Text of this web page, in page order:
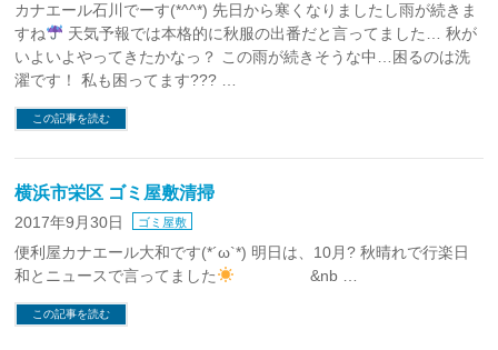
カナエール石川でーす(*^^*) 先日から寒くなりましたし雨が続きま
すね
天気予報では本格的に秋服の出番だと言ってました… 秋が
いよいよやってきたかなっ？ この雨が続きそうな中…困るのは洗
濯です！ 私も困ってます??? …
この記事を読む
横浜市栄区 ゴミ屋敷清掃
2017年9月30日 ゴミ屋敷
便利屋カナエール大和です(*´ω`*) 明日は、10月? 秋晴れで行楽日
和とニュースで言ってました
&nb …
この記事を読む